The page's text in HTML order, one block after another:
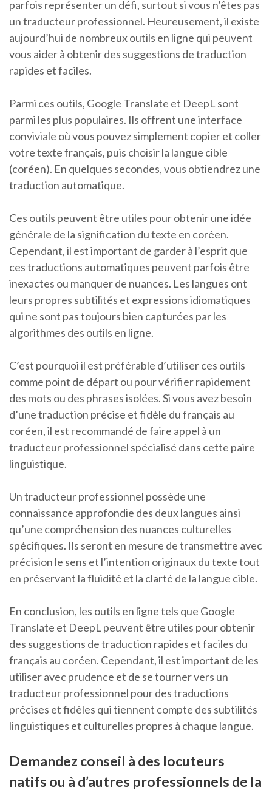
parfois représenter un défi, surtout si vous n’êtes pas
un traducteur professionnel. Heureusement, il existe
aujourd’hui de nombreux outils en ligne qui peuvent
vous aider à obtenir des suggestions de traduction
rapides et faciles.
Parmi ces outils, Google Translate et DeepL sont
parmi les plus populaires. Ils offrent une interface
conviviale où vous pouvez simplement copier et coller
votre texte français, puis choisir la langue cible
(coréen). En quelques secondes, vous obtiendrez une
traduction automatique.
Ces outils peuvent être utiles pour obtenir une idée
générale de la signification du texte en coréen.
Cependant, il est important de garder à l’esprit que
ces traductions automatiques peuvent parfois être
inexactes ou manquer de nuances. Les langues ont
leurs propres subtilités et expressions idiomatiques
qui ne sont pas toujours bien capturées par les
algorithmes des outils en ligne.
C’est pourquoi il est préférable d’utiliser ces outils
comme point de départ ou pour vérifier rapidement
des mots ou des phrases isolées. Si vous avez besoin
d’une traduction précise et fidèle du français au
coréen, il est recommandé de faire appel à un
traducteur professionnel spécialisé dans cette paire
linguistique.
Un traducteur professionnel possède une
connaissance approfondie des deux langues ainsi
qu’une compréhension des nuances culturelles
spécifiques. Ils seront en mesure de transmettre avec
précision le sens et l’intention originaux du texte tout
en préservant la fluidité et la clarté de la langue cible.
En conclusion, les outils en ligne tels que Google
Translate et DeepL peuvent être utiles pour obtenir
des suggestions de traduction rapides et faciles du
français au coréen. Cependant, il est important de les
utiliser avec prudence et de se tourner vers un
traducteur professionnel pour des traductions
précises et fidèles qui tiennent compte des subtilités
linguistiques et culturelles propres à chaque langue.
Demandez conseil à des locuteurs
natifs ou à d’autres professionnels de la